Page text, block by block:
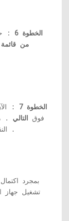
الخطوة 6 :
من قائمة
الخطوة 7 :
فوق التالي .
.
بمجرد
تشغيل جهاز